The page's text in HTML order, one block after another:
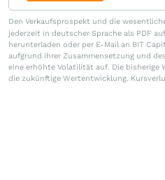
Den Verkaufsprospekt und die
jederzeit in deutscher Sprache als PDF
herunterladen oder per E-Mail an BIT
aufgrund ihrer Zusammensetzung und
eine erhöhte Volatilität auf. Die
die zukünftige Wertentwicklung.